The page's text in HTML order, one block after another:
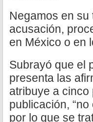
Negamos en
acusación,
en México o en
Subrayó que el
presenta las
atribuye a
publicación,
por lo que se